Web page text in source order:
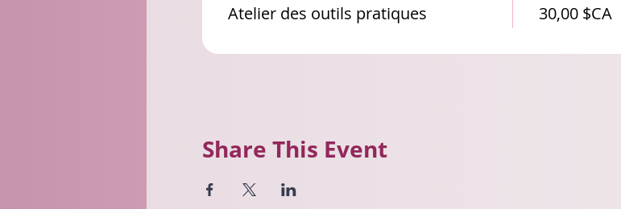
Atelier des outils pratiques 30,00 $CA
Share This Event